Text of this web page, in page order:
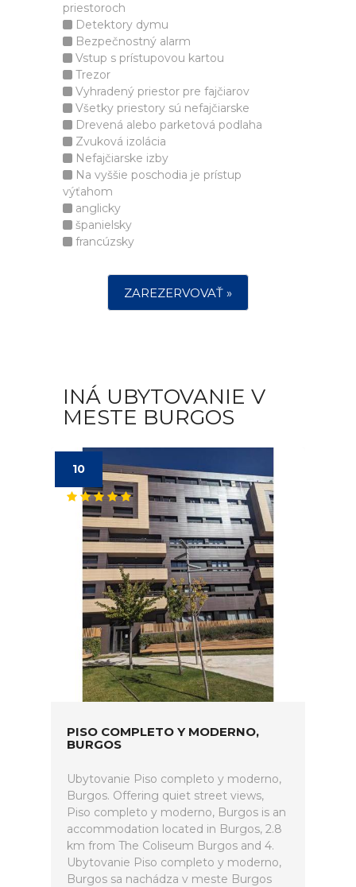
priestoroch
Detektory dymu
Bezpečnostný alarm
Vstup s prístupovou kartou
Trezor
Vyhradený priestor pre fajčiarov
Všetky priestory sú nefajčiarske
Drevená alebo parketová podlaha
Zvuková izolácia
Nefajčiarske izby
Na vyššie poschodia je prístup
výťahom
anglicky
španielsky
francúzsky
ZAREZERVOVAŤ »
INÁ UBYTOVANIE V
MESTE BURGOS
10
PISO COMPLETO Y MODERNO,
BURGOS
Ubytovanie Piso completo y moderno,
Burgos. Offering quiet street views,
Piso completo y moderno, Burgos is an
accommodation located in Burgos, 2.8
km from The Coliseum Burgos and 4.
Ubytovanie Piso completo y moderno,
Burgos sa nachádza v meste Burgos